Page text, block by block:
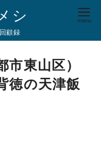
シ
顧録
東山区）
徳の天津飯